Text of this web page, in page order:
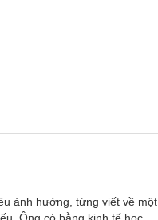
ảnh hưởng, từng viết về một
Ông có bằng kinh tế học,